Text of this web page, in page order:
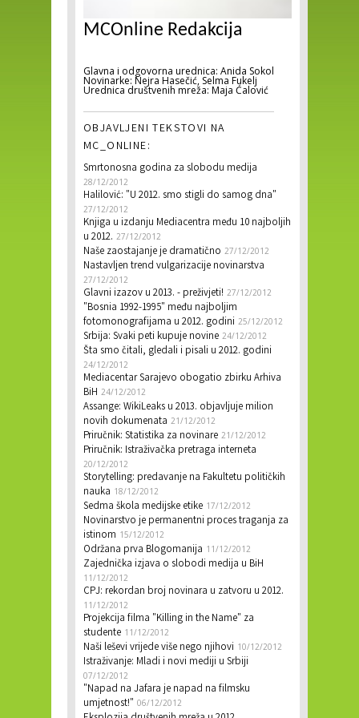
MCOnline Redakcija
Glavna i odgovorna urednica: Anida Sokol
Novinarke: Nejra Hasečić, Selma Fukelj
Urednica društvenih mreža: Maja Ćalović
OBJAVLJENI TEKSTOVI NA
MC_ONLINE:
Smrtonosna godina za slobodu medija
28/12/2012
Halilović: "U 2012. smo stigli do samog dna"
27/12/2012
Knjiga u izdanju Mediacentra među 10 najboljih
u 2012. 27/12/2012
Naše zaostajanje je dramatično 27/12/2012
Nastavljen trend vulgarizacije novinarstva
27/12/2012
Glavni izazov u 2013. - preživjeti! 27/12/2012
"Bosnia 1992-1995" među najboljim
fotomonografijama u 2012. godini 25/12/2012
Srbija: Svaki peti kupuje novine 24/12/2012
Šta smo čitali, gledali i pisali u 2012. godini
24/12/2012
Mediacentar Sarajevo obogatio zbirku Arhiva
BiH 24/12/2012
Assange: WikiLeaks u 2013. objavljuje milion
novih dokumenata 21/12/2012
Priručnik: Statistika za novinare 21/12/2012
Priručnik: Istraživačka pretraga interneta
20/12/2012
Storytelling: predavanje na Fakultetu političkih
nauka 18/12/2012
Sedma škola medijske etike 17/12/2012
Novinarstvo je permanentni proces traganja za
istinom 15/12/2012
Održana prva Blogomanija 11/12/2012
Zajednička izjava o slobodi medija u BiH
11/12/2012
CPJ: rekordan broj novinara u zatvoru u 2012.
11/12/2012
Projekcija filma "Killing in the Name" za
studente 11/12/2012
Naši leševi vrijede više nego njihovi 10/12/2012
Istraživanje: Mladi i novi mediji u Srbiji
07/12/2012
"Napad na Jafara je napad na filmsku
umjetnost!" 06/12/2012